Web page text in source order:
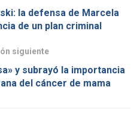
la defensa de Marcela
de un plan criminal
siguiente
y subrayó la importancia
del cáncer de mama